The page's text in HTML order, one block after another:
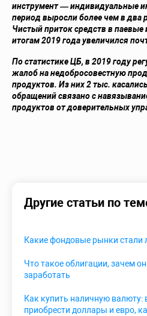
инструмент — индивидуальные
период выросли более чем в два
Чистый приток средств в
итогам 2019 года увеличился
По статистике ЦБ, в 2019 году
жалоб на недобросовестную
продуктов. Из них 2 тыс.
обращений связано с
продуктов от доверительных
Другие статьи по
Какие фондовые рынки стали
Что такое облигации, зачем
заработать
Как купить наличную
приобрести доллары и евро,